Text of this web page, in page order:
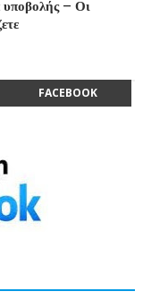
υποβολής – Οι
FACEBOOK